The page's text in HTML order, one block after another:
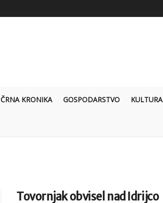
ČRNA KRONIKA GOSPODARSTVO KULTURA
Tovornjak obvisel nad Idrijco